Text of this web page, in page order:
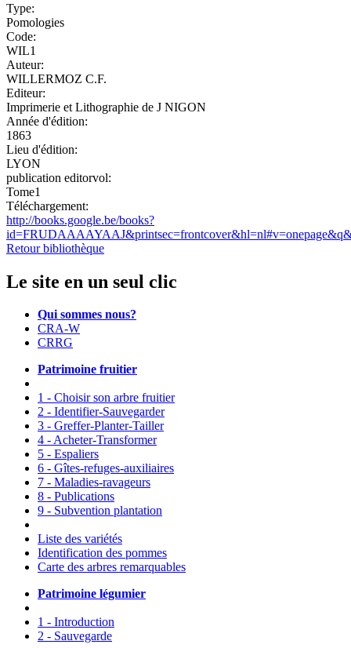
Type:
Pomologies
Code:
WIL1
Auteur:
WILLERMOZ C.F.
Editeur:
Imprimerie et Lithographie de J NIGON
Année d'édition:
1863
Lieu d'édition:
LYON
publication editorvol:
Tome1
Téléchargement:
http://books.google.be/books?
Retour bibliothèque
Le site en un seul clic
Qui sommes nous?
CRA-W
CRRG
Patrimoine fruitier
1 - Choisir son arbre fruitier
2 - Identifier-Sauvegarder
3 - Greffer-Planter-Tailler
4 - Acheter-Transformer
5 - Espaliers
6 - Gîtes-refuges-auxiliaires
7 - Maladies-ravageurs
8 - Publications
9 - Subvention plantation
Liste des variétés
Identification des pommes
Carte des arbres remarquables
Patrimoine légumier
1 - Introduction
2 - Sauvegarde